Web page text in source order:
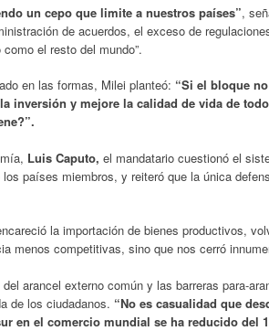
un cepo que limite a nuestros países”,
de acuerdos, el exceso de
el resto del mundo”.
en las formas, Milei planteó: “Si el bloque
inversión y mejore la calidad de vida de
Luis Caputo, el mandatario cuestionó el
países miembros, y reiteró que la única
la importación de bienes productivos,
menos competitivas, sino que nos cerró
arancel externo común y las barreras para-
de los ciudadanos. “No es casualidad que
en el comercio mundial se ha reducido del